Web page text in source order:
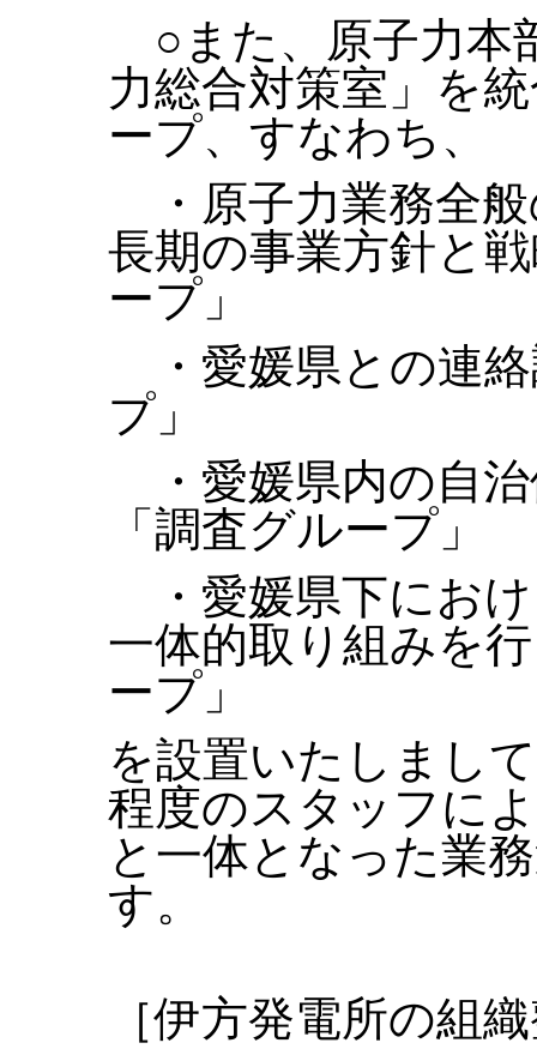
○また、原子力本
力総合対策室」を
ープ、すなわち、
・原子力業務全
長期の事業方針と
ープ」
・愛媛県との連
プ」
・愛媛県内の自
「調査グループ」
・愛媛県下にお
一体的取り組みを
ープ」
を設置いたしまし
程度のスタッフに
と一体となった業
す。
［伊方発電所の組